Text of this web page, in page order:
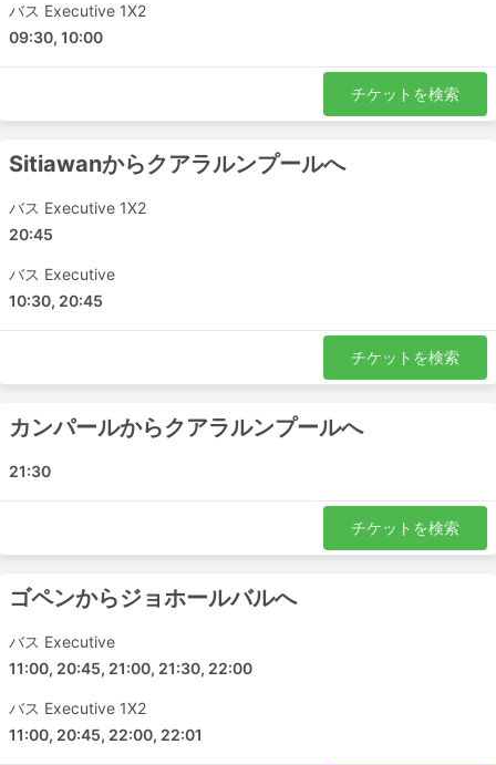
バス Executive 1X2
09:30, 10:00
チケットを検索
Sitiawanからクアラルンプールへ
バス Executive 1X2
20:45
バス Executive
10:30, 20:45
チケットを検索
カンパールからクアラルンプールへ
21:30
チケットを検索
ゴペンからジョホールバルへ
バス Executive
11:00, 20:45, 21:00, 21:30, 22:00
バス Executive 1X2
11:00, 20:45, 22:00, 22:01